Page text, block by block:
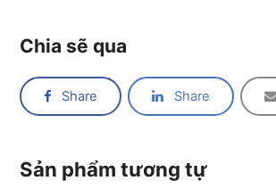
Chia sẽ qua
Share Share
Sản phẩm tương tự